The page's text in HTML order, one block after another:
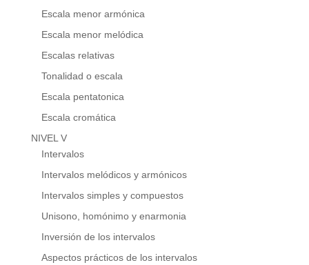
Escala menor armónica
Escala menor melódica
Escalas relativas
Tonalidad o escala
Escala pentatonica
Escala cromática
NIVEL V
Intervalos
Intervalos melódicos y armónicos
Intervalos simples y compuestos
Unisono, homónimo y enarmonia
Inversión de los intervalos
Aspectos prácticos de los intervalos